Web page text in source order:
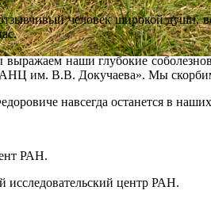
человек широкой души,
наши глубокие
им. В.В. Докучаева». Мы скорбим
навсегда останется в
РАН.
исследовательский центр РАН.